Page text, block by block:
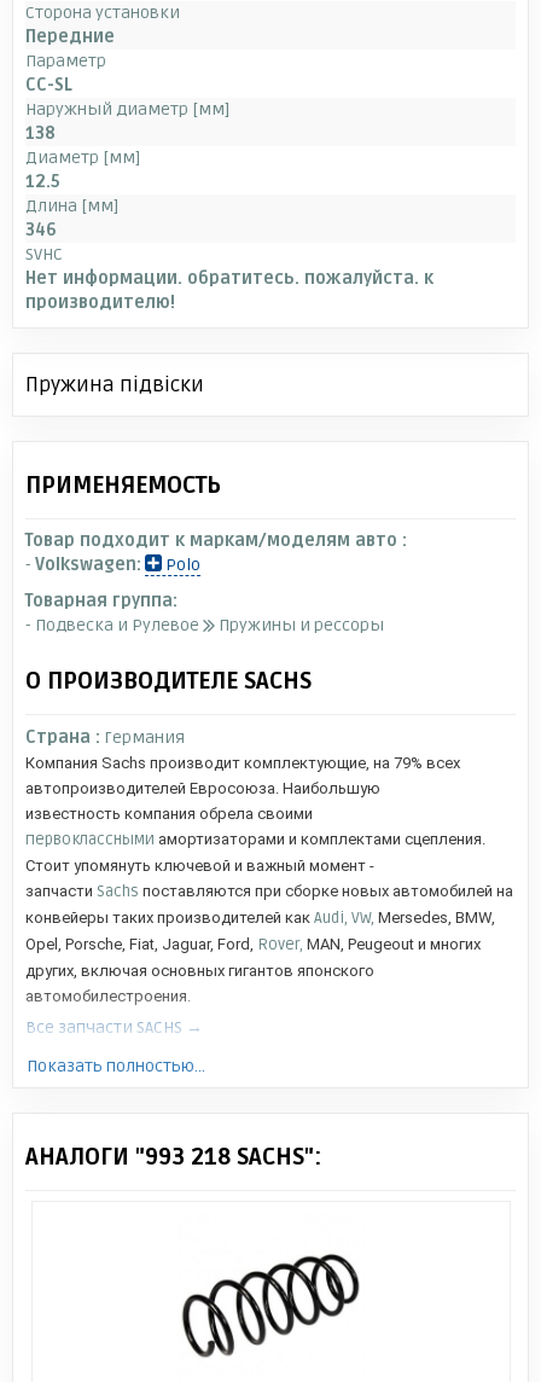
Сторона установки
Передние
Параметр
CC-SL
Наружный диаметр [мм]
138
Диаметр [мм]
12.5
Длина [мм]
346
SVHC
Нет информации. обратитесь. пожалуйста. к
производителю!
Пружина підвіски
ПРИМЕНЯЕМОСТЬ
Товар подходит к маркам/моделям авто :
- Volkswagen:
Polo
Товарная группа:
- Подвеска и Рулевое
Пружины и рессоры
О ПРОИЗВОДИТЕЛЕ SACHS
Страна : Германия
Компания Sachs производит комплектующие, на 79% всех
автопроизводителей Евросоюза. Наибольшую
известность компания обрела своими
первоклассными амортизаторами и комплектами сцепления.
Стоит упомянуть ключевой и важный момент -
запчасти Sachs поставляются при сборке новых автомобилей на
конвейеры таких производителей как Audi, VW, Mersedes, BMW,
Opel, Porsche, Fiat, Jaguar, Ford, Rover, MAN, Peugeout и многих
других, включая основных гигантов японского
автомобилестроения.
Все запчасти SACHS →
Показать полностью...
АНАЛОГИ "993 218 SACHS":